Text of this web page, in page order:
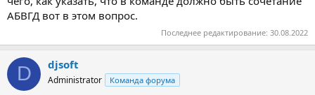
АБВГД вот в этом вопрос.
Последнее редактирование: 30.08.2022
D djsoft
Administrator Команда форума